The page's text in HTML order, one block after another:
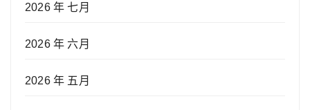
2026 年 七月
2026 年 六月
2026 年 五月